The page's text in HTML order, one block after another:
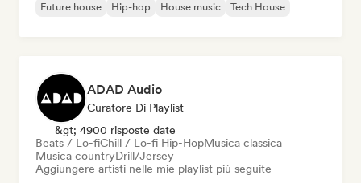
Future house
Hip-hop House music Tech House
ADAD Audio
Curatore Di Playlist
&gt; 4900 risposte date
Beats / Lo-fiChill / Lo-fi Hip-HopMusica classica
Musica countryDrill/Jersey
Aggiungere artisti nelle mie playlist più seguite